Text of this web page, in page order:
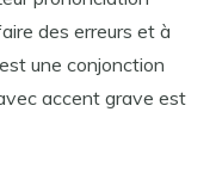
des erreurs et à
une conjonction
accent grave est